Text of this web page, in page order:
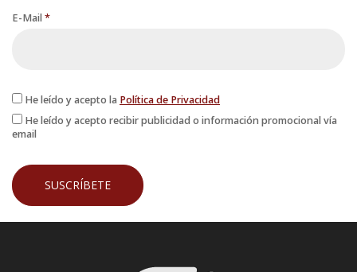
E-Mail*
He leído y acepto la Política de Privacidad
He leído y acepto recibir publicidad o información promocional vía
email